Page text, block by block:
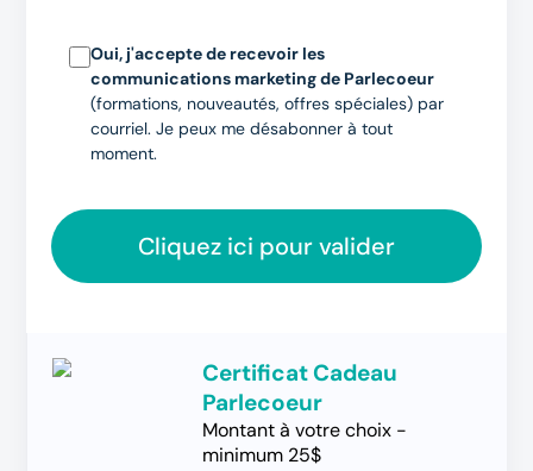
Oui, j'accepte de recevoir les
communications marketing de Parlecoeur
(formations, nouveautés, offres spéciales) par
courriel. Je peux me désabonner à tout
moment.
Cliquez ici pour valider
Certificat Cadeau
Parlecoeur
Montant à votre choix -
minimum 25$